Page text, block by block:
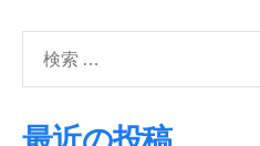
象: